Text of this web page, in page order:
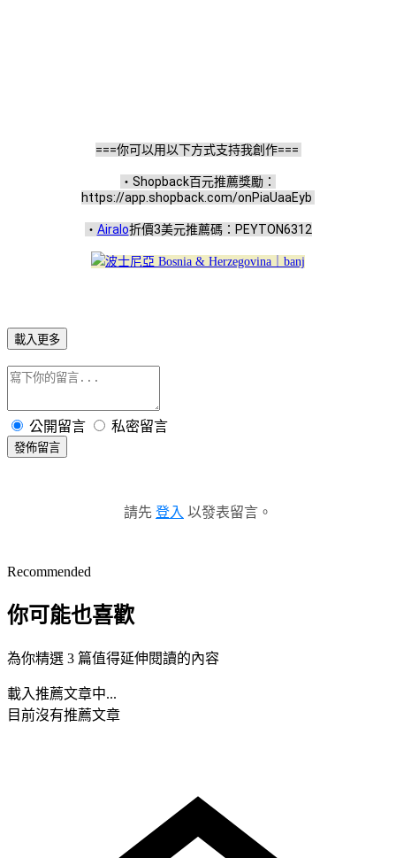
===你可以用以下方式支持我創作===
・Shopback百元推薦獎勵：
https://app.shopback.com/onPiaUaaEyb
・ Airalo折價3美元推薦碼：PEYTON6312
載入更多
公開留言 私密留言
發佈留言
請先 登入 以發表留言。
Recommended
你可能也喜歡
為你精選 3 篇值得延伸閱讀的內容
載入推薦文章中...
目前沒有推薦文章